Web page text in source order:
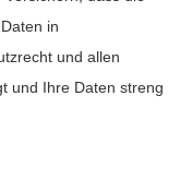
in
und allen
und Ihre Daten streng